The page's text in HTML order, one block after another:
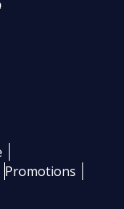
Promotions